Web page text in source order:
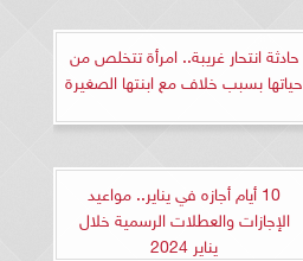
حادثة انتحار غريبة.. امرأة تتخلص من
حياتها بسبب خلاف مع ابنتها الصغيرة
10 أيام أجازه في يناير.. مواعيد
الإجازات والعطلات الرسمية خلال
يناير 2024